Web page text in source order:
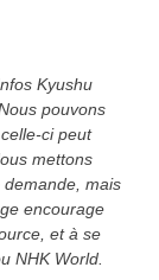
Kyushu
pouvons
ci peut
mettons
mais
encourage
et à se
NHK World.